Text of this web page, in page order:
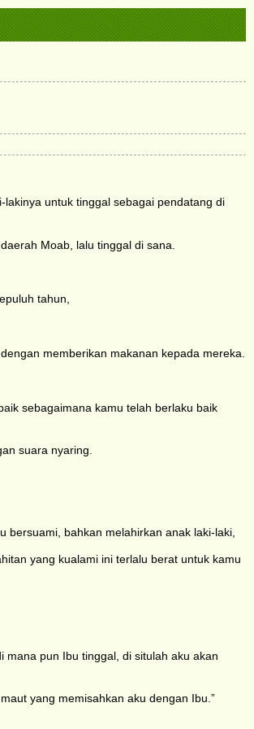
untuk tinggal sebagai pendatang di
Moab, lalu tinggal di sana.
tahun,
memberikan makanan kepada mereka.
sebagaimana kamu telah berlaku baik
suara nyaring.
bersuami, bahkan melahirkan anak laki-laki,
yang kualami ini terlalu berat untuk kamu
mana pun Ibu tinggal, di situlah aku akan
yang memisahkan aku dengan Ibu.”